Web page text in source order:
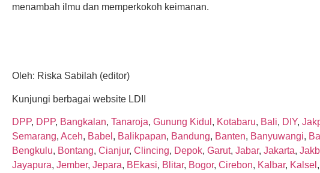
menambah ilmu dan memperkokoh keimanan.
Oleh: Riska Sabilah (editor)
Kunjungi berbagai website LDII
DPP, DPP, Bangkalan, Tanaroja, Gunung Kidul , Kotabaru, Bali, DIY,
Semarang, Aceh, Babel , Balikpapan, Bandung, Banten, Banyuwangi,
Bengkulu, Bontang, Cianjur, Clincing, Depok, Garut, Jabar, Jakarta,
Jayapura, Jember, Jepara, BEkasi, Blitar, Bogor, Cirebon, Kalbar, Kalsel ,